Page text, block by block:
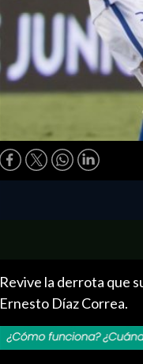
Revive la derrota que
Ernesto Díaz Correa.